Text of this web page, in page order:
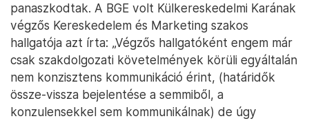
panaszkodtak. A BGE volt Külkereskedelmi Karának
végzős Kereskedelem és Marketing szakos
hallgatója azt írta: „Végzős hallgatóként engem már
csak szakdolgozati követelmények körüli egyáltalán
nem konzisztens kommunikáció érint, (határidők
össze-vissza bejelentése a semmiből, a
konzulensekkel sem kommunikálnak) de úgy